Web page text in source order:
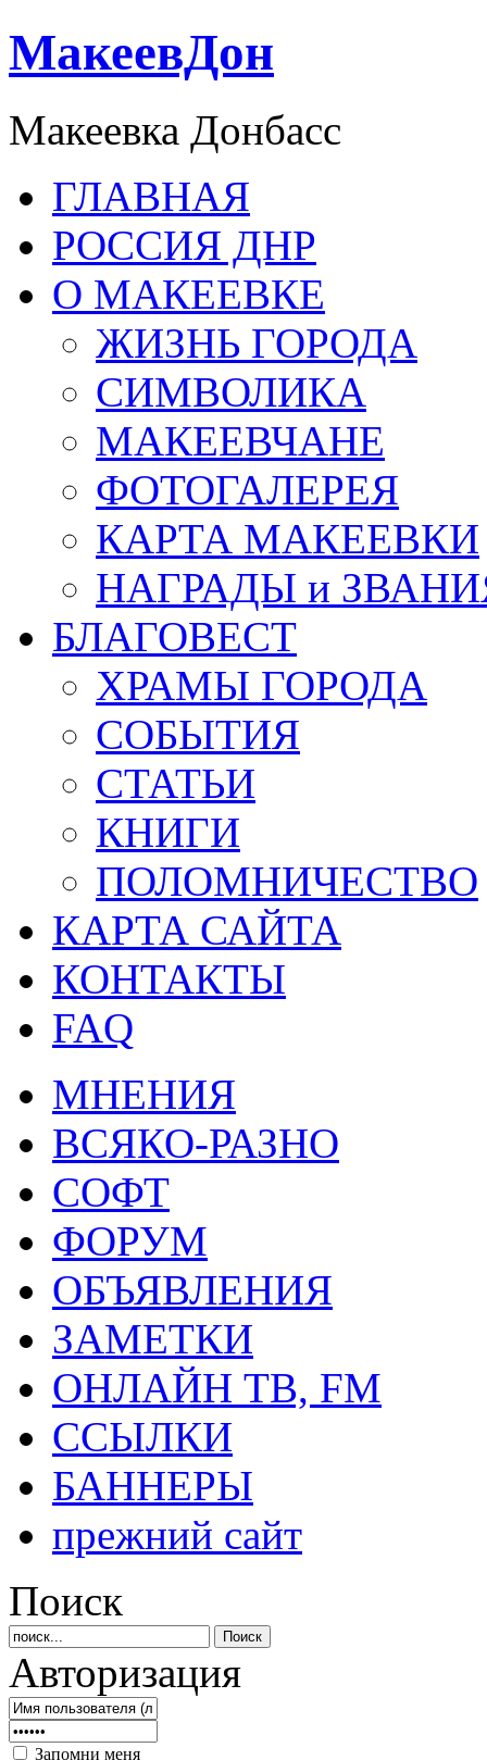
МакеевДон
Макеевка Донбасс
ГЛАВНАЯ
РОССИЯ ДНР
О МАКЕЕВКЕ
ЖИЗНЬ ГОРОДА
СИМВОЛИКА
МАКЕЕВЧАНЕ
ФОТОГАЛЕРЕЯ
КАРТА МАКЕЕВКИ
НАГРАДЫ и
БЛАГОВЕСТ
ХРАМЫ ГОРОДА
СОБЫТИЯ
СТАТЬИ
КНИГИ
ПОЛОМНИЧЕСТВО
КАРТА САЙТА
КОНТАКТЫ
FAQ
МНЕНИЯ
ВСЯКО-РАЗНО
СОФТ
ФОРУМ
ОБЪЯВЛЕНИЯ
ЗАМЕТКИ
ОНЛАЙН ТВ, FM
ССЫЛКИ
БАННЕРЫ
прежний сайт
Поиск
Авторизация
Запомни меня